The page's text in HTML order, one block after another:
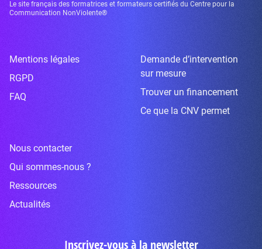
Le site français des formatrices et formateurs certifiés du Centre pour la
Communication NonViolente®
Mentions légales
RGPD
FAQ
Demande d’intervention
sur mesure
Trouver un financement
Ce que la CNV permet
Nous contacter
Qui sommes-nous ?
Ressources
Actualités
Inscrivez-vous à la newsletter